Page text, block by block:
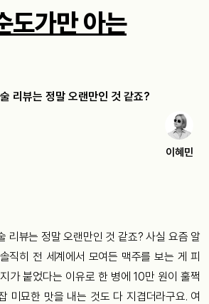
도가만 아는
리뷰는 정말 오랜만인 것 같죠?
이혜민
리뷰는 정말 오랜만인 것 같죠? 사실 요즘 알
직히 전 세계에서 모여든 맥주를 보는 게 피
지가 붙었다는 이유로 한 병에 10만 원이 훌쩍
미묘한 맛을 내는 것도 다 지겹더라구요. 여